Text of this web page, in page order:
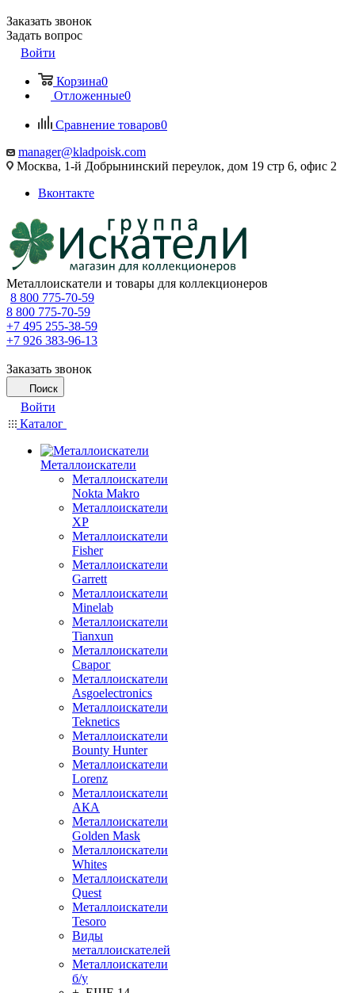
Заказать звонок
Задать вопрос
Войти
Корзина0
Отложенные0
Сравнение товаров0
manager@kladpoisk.com
Москва, 1-й Добрынинский переулок, дом 19 стр 6, офис 2
Вконтакте
Металлоискатели и товары для коллекционеров
8 800 775-70-59
8 800 775-70-59
+7 495 255-38-59
+7 926 383-96-13
Заказать звонок
Поиск
Войти
Каталог
Металлоискатели
Металлоискатели
Nokta Makro
Металлоискатели
XP
Металлоискатели
Fisher
Металлоискатели
Garrett
Металлоискатели
Minelab
Металлоискатели
Tianxun
Металлоискатели
Сварог
Металлоискатели
Asgoelectronics
Металлоискатели
Teknetics
Металлоискатели
Bounty Hunter
Металлоискатели
Lorenz
Металлоискатели
АКА
Металлоискатели
Golden Mask
Металлоискатели
Whites
Металлоискатели
Quest
Металлоискатели
Tesoro
Виды
металлоискателей
Металлоискатели
б/у